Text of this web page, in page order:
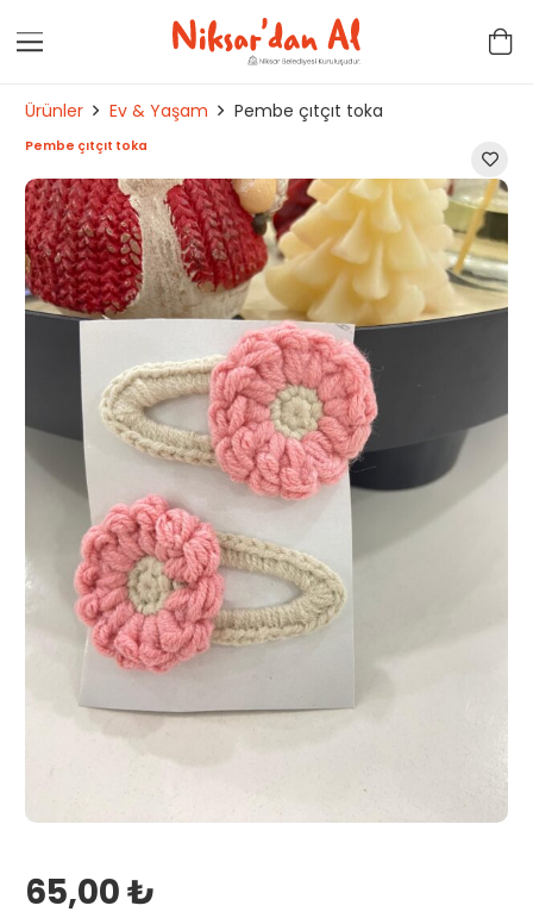
Ürünler Ev & Yaşam Pembe çıtçıt toka
Pembe çıtçıt toka
65,00₺